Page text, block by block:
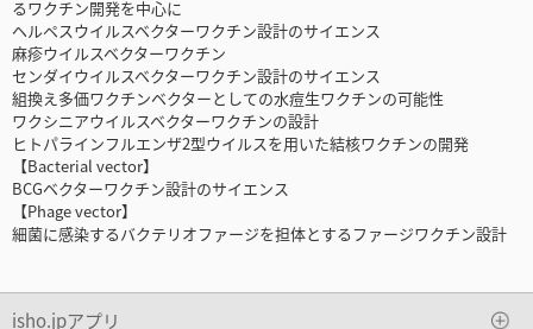
るワクチン開発を中心に
ヘルペスウイルスベクターワクチン設計のサイエンス
麻疹ウイルスベクターワクチン
センダイウイルスベクターワクチン設計のサイエンス
組換え多価ワクチンベクターとしての水痘生ワクチンの可能性
ワクシニアウイルスベクターワクチンの設計
ヒトパラインフルエンザ2型ウイルスを用いた結核ワクチンの開発
【Bacterial vector】
BCGベクターワクチン設計のサイエンス
【Phage vector】
細菌に感染するバクテリオファージを担体とするファージワクチン設計
isho.jpアプリ